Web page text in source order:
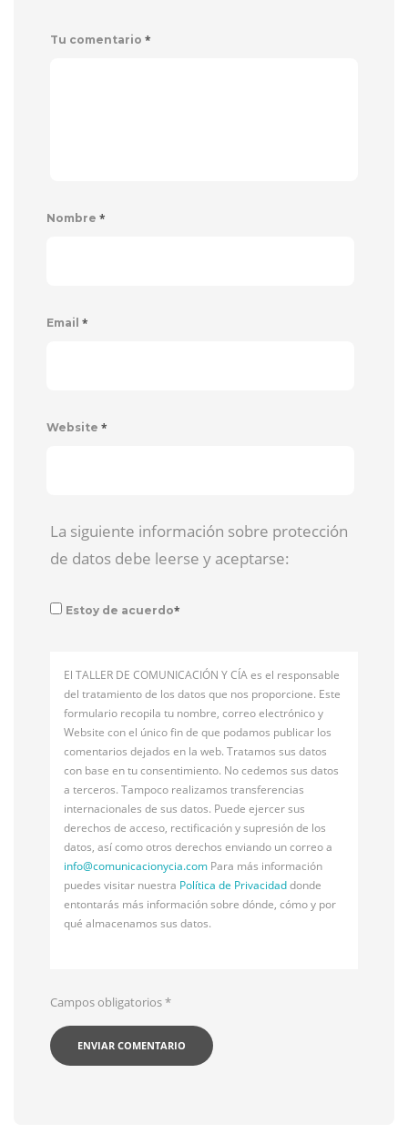
Tu comentario *
Nombre *
Email *
Website *
La siguiente información sobre protección
de datos debe leerse y aceptarse:
Estoy de acuerdo*
El TALLER DE COMUNICACIÓN Y CÍA es el responsable
del tratamiento de los datos que nos proporcione. Este
formulario recopila tu nombre, correo electrónico y
Website con el único fin de que podamos publicar los
comentarios dejados en la web. Tratamos sus datos
con base en tu consentimiento. No cedemos sus datos
a terceros. Tampoco realizamos transferencias
internacionales de sus datos. Puede ejercer sus
derechos de acceso, rectificación y supresión de los
datos, así como otros derechos enviando un correo a
info@comunicacionycia.com Para más información
puedes visitar nuestra Política de Privacidaddonde
entontarás más información sobre dónde, cómo y por
qué almacenamos sus datos.
Campos obligatorios*